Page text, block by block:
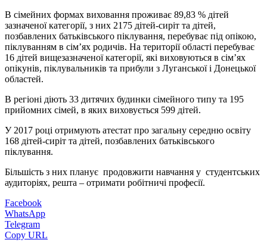
В сімейних формах виховання проживає 89,83 % дітей
зазначеної категорії, з них 2175 дітей-сиріт та дітей,
позбавлених батьківського піклування, перебуває під опікою,
піклуванням в сім’ях родичів. На території області перебуває
16 дітей вищезазначеної категорії, які виховуються в сім’ях
опікунів, піклувальників та прибули з Луганської і Донецької
областей.
В регіоні діють 33 дитячих будинки сімейного типу та 195
прийомних сімей, в яких виховується 599 дітей.
У 2017 році отримують атестат про загальну середню освіту
168 дітей-сиріт та дітей, позбавлених батьківського
піклування.
Більшість з них планує продовжити навчання у студентських
аудиторіях, решта – отримати робітничі професії.
Facebook
WhatsApp
Telegram
Copy URL